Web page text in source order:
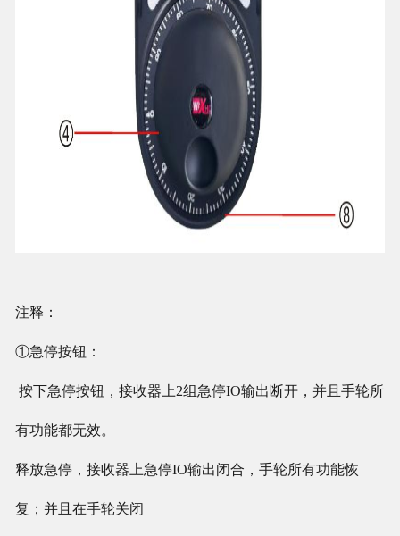
注释：
①急停按钮：
按下急停按钮，接收器上2组急停IO输出断开，并且手轮所
有功能都无效。
释放急停，接收器上急停IO输出闭合，手轮所有功能恢
复；并且在手轮关闭